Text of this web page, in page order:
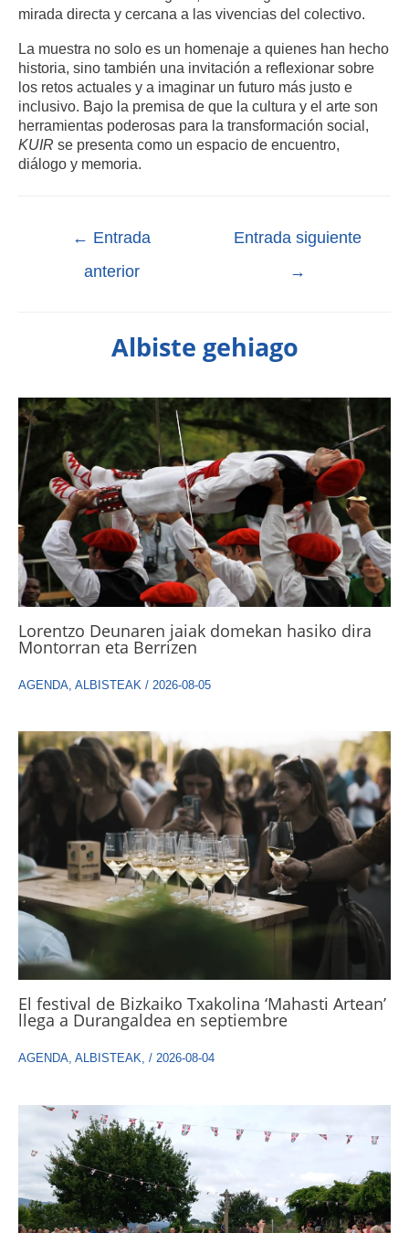
mirada directa y cercana a las vivencias del colectivo.
La muestra no solo es un homenaje a quienes han hecho
historia, sino también una invitación a reflexionar sobre
los retos actuales y a imaginar un futuro más justo e
inclusivo. Bajo la premisa de que la cultura y el arte son
herramientas poderosas para la transformación social,
KUIR se presenta como un espacio de encuentro,
diálogo y memoria.
← Entrada
anterior
Entrada siguiente
→
Albiste gehiago
Lorentzo Deunaren jaiak domekan hasiko dira
Montorran eta Berrizen
AGENDA ALBISTEAK / 2026-08-05
El festival de Bizkaiko Txakolina ‘Mahasti Artean’
llega a Durangaldea en septiembre
AGENDA, ALBISTEAK, / 2026-08-04